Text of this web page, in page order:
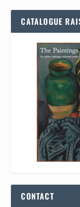
CATALOGUE
CONTACT